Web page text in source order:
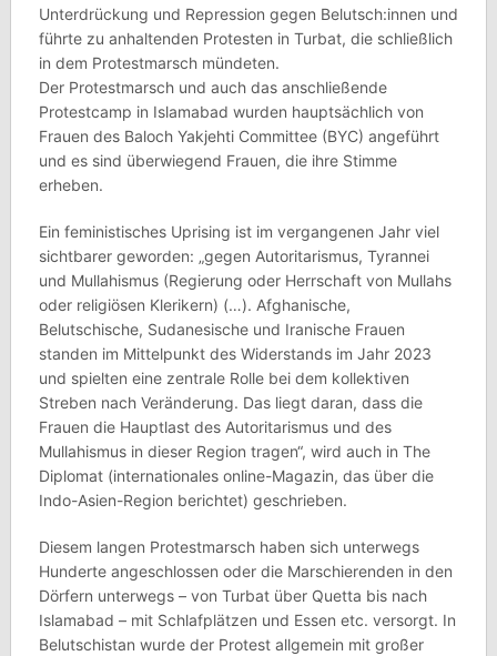
Unterdrückung und Repression gegen Belutsch:innen und
führte zu anhaltenden Protesten in Turbat, die schließlich
in dem Protestmarsch mündeten.
Der Protestmarsch und auch das anschließende
Protestcamp in Islamabad wurden hauptsächlich von
Frauen des Baloch Yakjehti Committee (BYC) angeführt
und es sind überwiegend Frauen, die ihre Stimme
erheben.
Ein feministisches Uprising ist im vergangenen Jahr viel
sichtbarer geworden: „gegen Autoritarismus, Tyrannei
und Mullahismus (Regierung oder Herrschaft von Mullahs
oder religiösen Klerikern) (…). Afghanische,
Belutschische, Sudanesische und Iranische Frauen
standen im Mittelpunkt des Widerstands im Jahr 2023
und spielten eine zentrale Rolle bei dem kollektiven
Streben nach Veränderung. Das liegt daran, dass die
Frauen die Hauptlast des Autoritarismus und des
Mullahismus in dieser Region tragen“, wird auch in The
Diplomat (internationales online-Magazin, das über die
Indo-Asien-Region berichtet) geschrieben.
Diesem langen Protestmarsch haben sich unterwegs
Hunderte angeschlossen oder die Marschierenden in den
Dörfern unterwegs – von Turbat über Quetta bis nach
Islamabad – mit Schlafplätzen und Essen etc. versorgt. In
Belutschistan wurde der Protest allgemein mit großer